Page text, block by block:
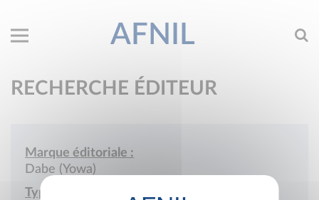
AFNIL
RECHERCHE ÉDITEUR
Marque éditoriale :
Dabe (Yowa)
Type de société :